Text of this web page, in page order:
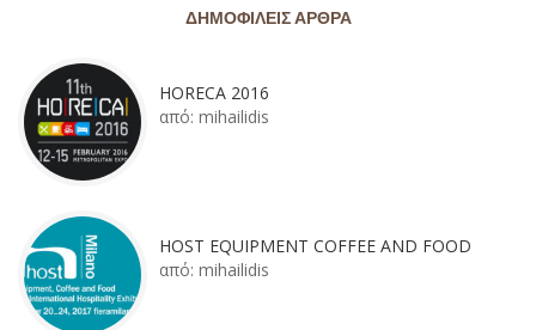
ΔΗΜΟΦΙΛΕΊΣ ΆΡΘΡΑ
HORECA 2016
από: mihailidis
HOST EQUIPMENT COFFEE AND FOOD
από: mihailidis